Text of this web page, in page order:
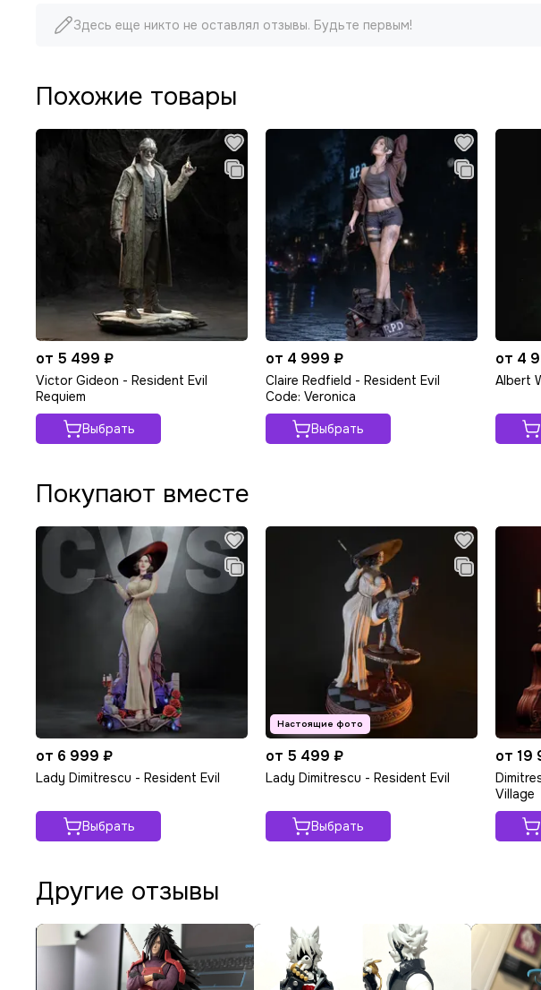
Здесь еще никто не оставлял отзывы. Будьте первым!
Похожие товары
от 5 499 ₽
Victor Gideon - Resident Evil
Requiem
Выбрать
от 4 999 ₽
Claire Redfield - Resident Evil
Code: Veronica
Выбрать
от 4
Albert
Покупают вместе
от 6 999 ₽
Lady Dimitrescu - Resident Evil
Выбрать
от 5 499 ₽
Lady Dimitrescu - Resident Evil
Выбрать
от 19
Village
Другие отзывы